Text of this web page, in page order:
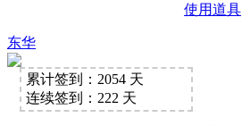
使用道具
东华
累计签到：2054 天
连续签到：222 天